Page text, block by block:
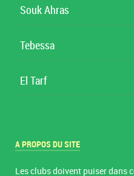
Souk Ahras
Tebessa
El Tarf
A PROPOS DU SITE
Les clubs doivent puiser dans